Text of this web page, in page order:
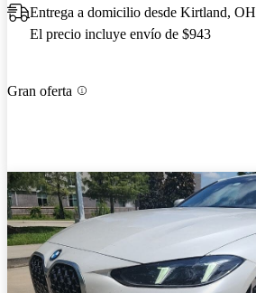
Entrega a domicilio desde Kirtland, OH
El precio incluye envío de $943
Gran oferta